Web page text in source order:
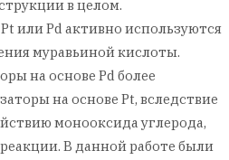
в целом.
или Pd активно используются
муравьиной кислоты.
на основе Pd более
на основе Pt, вследствие
монооксида углерода,
В данной работе были